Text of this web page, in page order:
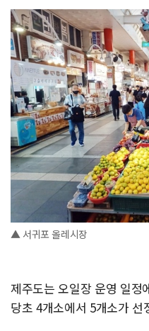
▲ 서귀포 올레시장
제주도는 오일장 운영 일정
당초 4개소에서 5개소가 선